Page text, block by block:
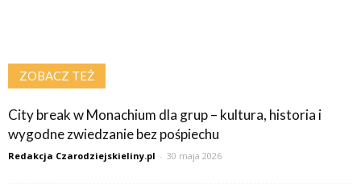
ZOBACZ TEŻ
City break w Monachium dla grup – kultura, historia i
wygodne zwiedzanie bez pośpiechu
Redakcja Czarodziejskieliny.pl - 30 maja 2026